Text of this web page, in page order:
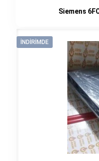
Siemens
İNDIRIMDE